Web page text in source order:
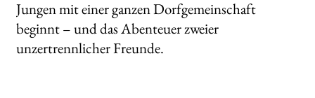
Jungen mit einer ganzen Dorfgemeinschaft
beginnt – und das Abenteuer zweier
unzertrennlicher Freunde.